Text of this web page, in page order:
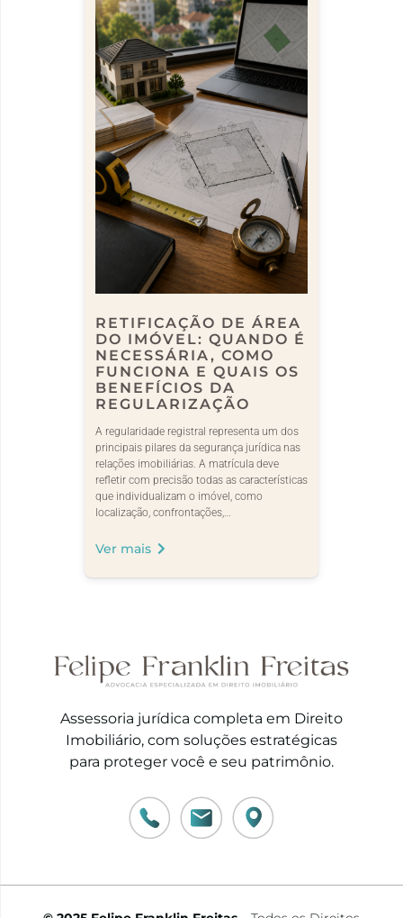
RETIFICAÇÃO DE ÁREA
DO IMÓVEL: QUANDO É
NECESSÁRIA, COMO
FUNCIONA E QUAIS OS
BENEFÍCIOS DA
REGULARIZAÇÃO
A regularidade registral representa um dos
principais pilares da segurança jurídica nas
relações imobiliárias. A matrícula deve
refletir com precisão todas as características
que individualizam o imóvel, como
localização, confrontações,…
Ver mais
Assessoria jurídica completa em Direito
Imobiliário, com soluções estratégicas
para proteger você e seu patrimônio.